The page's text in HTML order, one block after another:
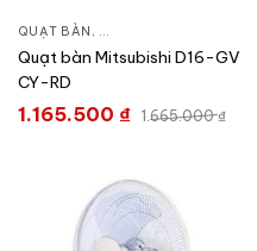
QUẠT BÀN , QUẠT ĐIỆN, QUẠT TRẦN
Quạt bàn Mitsubishi D16-GV
CY-RD
1.165.500 ₫ 1.665.000₫